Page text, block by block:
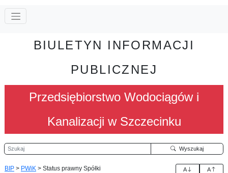
BIULETYN INFORMACJI
PUBLICZNEJ
Przedsiębiorstwo Wodociągów i
Kanalizacji w Szczecinku
Szukaj Wyszukaj
BIP > PWiK > Status prawny Spółki A A